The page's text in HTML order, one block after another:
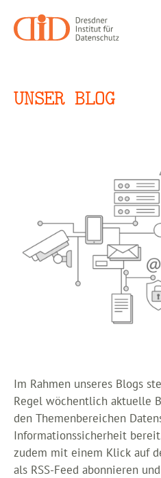
Inhalt
springen
UNSER BLOG
Im Rahmen unseres Blogs
Regel wöchentlich aktuelle
den Themenbereichen
Informationssicherheit
zudem mit einem Klick auf
als RSS-Feed abonnieren